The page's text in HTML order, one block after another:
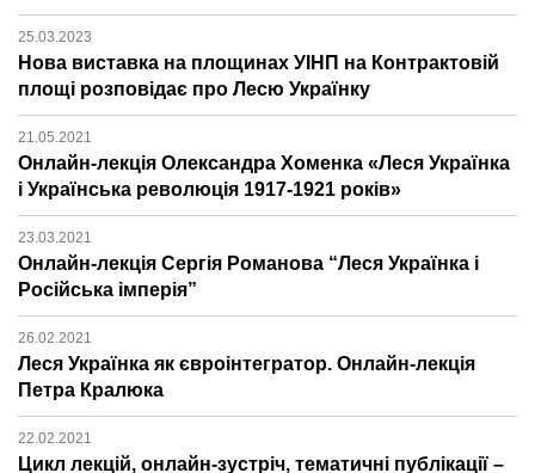
25.03.2023
Нова виставка на площинах УІНП на Контрактовій
площі розповідає про Лесю Українку
21.05.2021
Онлайн-лекція Олександра Хоменка «Леся Українка
і Українська революція 1917-1921 років»
23.03.2021
Онлайн-лекція Сергія Романова “Леся Українка і
Російська імперія”
26.02.2021
Леся Українка як євроінтегратор. Онлайн-лекція
Петра Кралюка
22.02.2021
Цикл лекцій, онлайн-зустріч, тематичні публікації –